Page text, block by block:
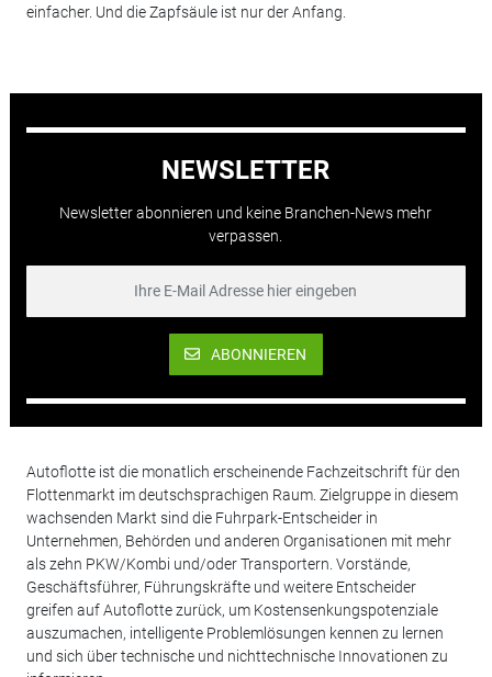
einfacher. Und die Zapfsäule ist nur der Anfang.
NEWSLETTER
Newsletter abonnieren und keine Branchen-News mehr
verpassen.
ABONNIEREN
Autoflotte ist die monatlich erscheinende Fachzeitschrift für den
Flottenmarkt im deutschsprachigen Raum. Zielgruppe in diesem
wachsenden Markt sind die Fuhrpark-Entscheider in
Unternehmen, Behörden und anderen Organisationen mit mehr
als zehn PKW/Kombi und/oder Transportern. Vorstände,
Geschäftsführer, Führungskräfte und weitere Entscheider
greifen auf Autoflotte zurück, um Kostensenkungspotenziale
auszumachen, intelligente Problemlösungen kennen zu lernen
und sich über technische und nichttechnische Innovationen zu